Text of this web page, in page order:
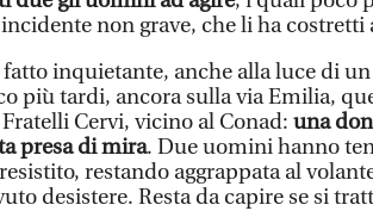
non grave, che li ha costretti
inquietante, anche alla luce di
più tardi, ancora sulla via Emilia,
Cervi, vicino al Conad: una
presa di mira. Due uomini hanno
restando aggrappata al
desistere. Resta da capire se si